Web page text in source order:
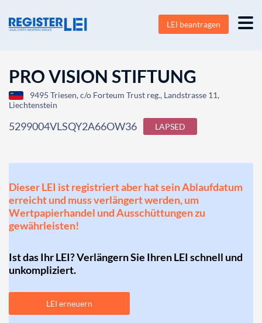
LEI beantragen
PRO VISION STIFTUNG
9495 Triesen, c/o Forteum Trust reg., Landstrasse 11,
Liechtenstein
5299004VLSQY2A66OW36 LAPSED
Dieser LEI ist registriert aber hat sein Ablaufdatum
erreicht und muss verlängert werden, um
Wertpapierhandel und Ausschüttungen zu
gewährleisten!
Ist das Ihr LEI? Verlängern Sie Ihren LEI schnell und
unkompliziert.
LEI erneuern